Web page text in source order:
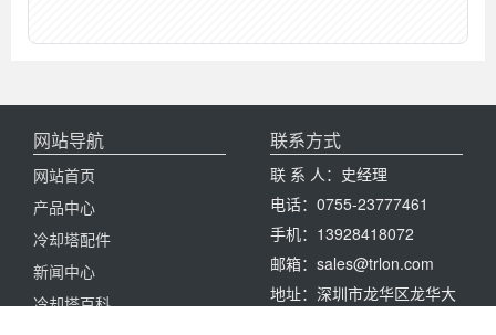
网站导航
网站首页
产品中心
冷却塔配件
新闻中心
冷却塔百科
联系方式
联 系 人：史经理
电话：0755-23777461
手机：13928418072
邮箱：sales@trlon.com
地址：深圳市龙华区龙华大